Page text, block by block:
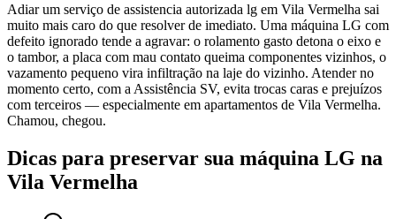
Adiar um serviço de assistencia autorizada lg em Vila Vermelha sai
muito mais caro do que resolver de imediato. Uma máquina LG com
defeito ignorado tende a agravar: o rolamento gasto detona o eixo e
o tambor, a placa com mau contato queima componentes vizinhos, o
vazamento pequeno vira infiltração na laje do vizinho. Atender no
momento certo, com a Assistência SV, evita trocas caras e prejuízos
com terceiros — especialmente em apartamentos de Vila Vermelha.
Chamou, chegou.
Dicas para preservar sua máquina LG na
Vila Vermelha